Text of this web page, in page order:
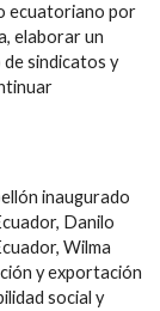
ecuatoriano por
elaborar un
de sindicatos y
inaugurado
Danilo
Wilma
y exportación
social y